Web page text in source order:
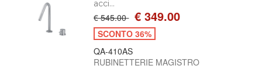
acci...
€ 545.00 € 349.00
SCONTO 36%
QA-410AS
RUBINETTERIE MAGISTRO